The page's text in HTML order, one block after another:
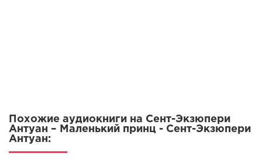
Похожие аудиокниги на Сент-Экзюпери
Антуан – Маленький принц - Сент-Экзюпери
Антуан: